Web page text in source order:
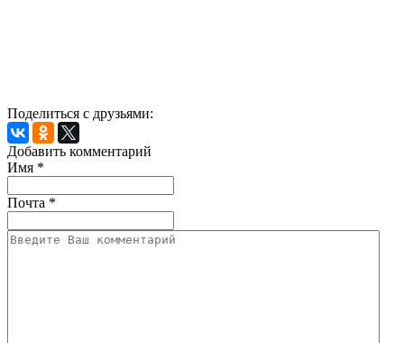
Поделиться с друзьями:
Добавить комментарий
Имя *
Почта *